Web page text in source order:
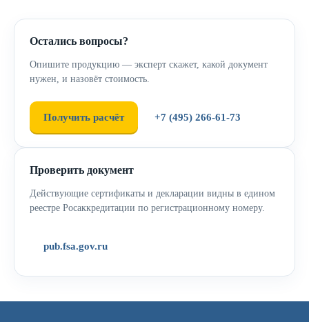
Остались вопросы?
Опишите продукцию — эксперт скажет, какой документ
нужен, и назовёт стоимость.
Получить расчёт +7 (495) 266-61-73
Проверить документ
Действующие сертификаты и декларации видны в едином
реестре Росаккредитации по регистрационному номеру.
pub.fsa.gov.ru